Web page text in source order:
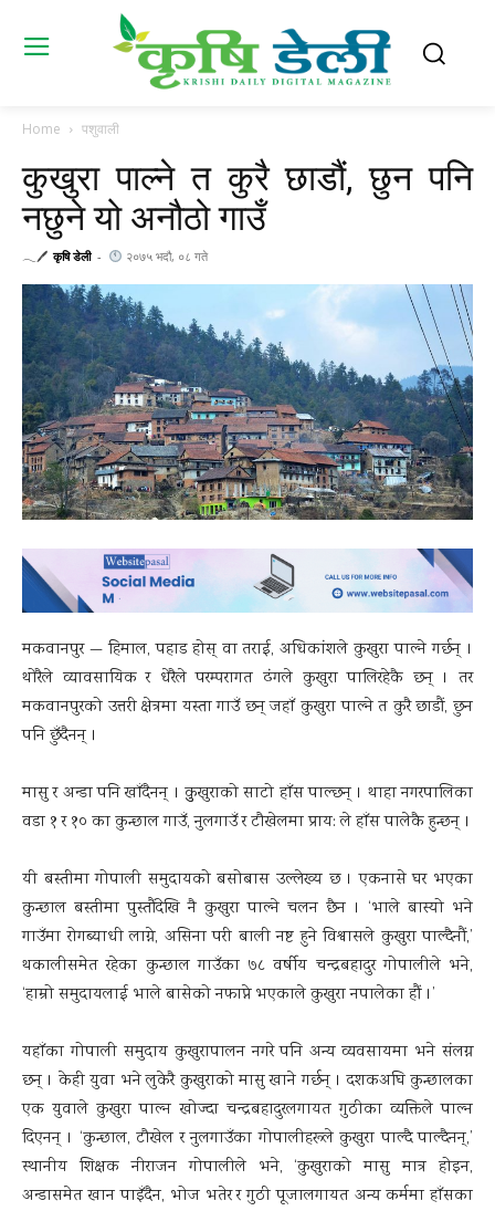
Home पशुवाली
कुखुरा पाल्ने त कुरै छाडौं, छुन पनि
नछुने यो अनौठो गाउँ
𓂃🖊 कृषि डेली - २०७५ भदौ, ०८ गते
मकवानपुर — हिमाल, पहाड होस् वा तराई, अधिकांशले कुखुरा पाल्ने गर्छन् ।
थोरैले व्यावसायिक र धेरैले परम्परागत ढंगले कुखुरा पालिरहेकै छन् । तर
मकवानपुरको उत्तरी क्षेत्रमा यस्ता गाउँ छन् जहाँ कुखुरा पाल्ने त कुरै छाडौं, छुन
पनि छुँदैनन् ।
मासु र अन्डा पनि खाँदैनन् । कुुखुराको साटो हाँस पाल्छन् । थाहा नगरपालिका
वडा १ र १० का कुन्छाल गाउँ, नुलगाउँ र टौखेलमा प्राय: ले हाँस पालेकै हुन्छन् ।
यी बस्तीमा गोपाली समुदायको बसोबास उल्लेख्य छ । एकनासे घर भएका
कुन्छाल बस्तीमा पुस्तौंदेखि नै कुखुरा पाल्ने चलन छैन । ‘भाले बास्यो भने
गाउँमा रोगब्याधी लाग्ने, असिना परी बाली नष्ट हुने विश्वासले कुखुरा पाल्दैनौं,’
थकालीसमेत रहेका कुन्छाल गाउँका ७८ वर्षीय चन्द्रबहादुर गोपालीले भने,
‘हाम्रो समुदायलाई भाले बासेको नफाप्ने भएकाले कुखुरा नपालेका हौं ।’
यहाँका गोपाली समुदाय कुखुरापालन नगरे पनि अन्य व्यवसायमा भने संलग्न
छन् । केही युवा भने लुकेरै कुखुराको मासु खाने गर्छन् । दशकअघि कुन्छालका
एक युवाले कुखुरा पाल्न खोज्दा चन्द्रबहादुरलगायत गुठीका व्यक्तिले पाल्न
दिएनन् । ‘कुन्छाल, टौखेल र नुलगाउँका गोपालीहरूले कुखुरा पाल्दै पाल्दैनन्,’
स्थानीय शिक्षक नीराजन गोपालीले भने, ‘कुखुराको मासु मात्र होइन,
अन्डासमेत खान पाइँदैन, भोज भतेर र गुठी पूजालगायत अन्य कर्ममा हाँसका